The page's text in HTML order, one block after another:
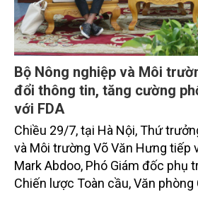
Bộ Nông nghiệp và Môi
đổi thông tin, tăng cường
với FDA
Chiều 29/7, tại Hà Nội, Thứ
và Môi trường Võ Văn Hưng tiếp
Mark Abdoo, Phó Giám đốc phụ
Chiến lược Toàn cầu, Văn phòng